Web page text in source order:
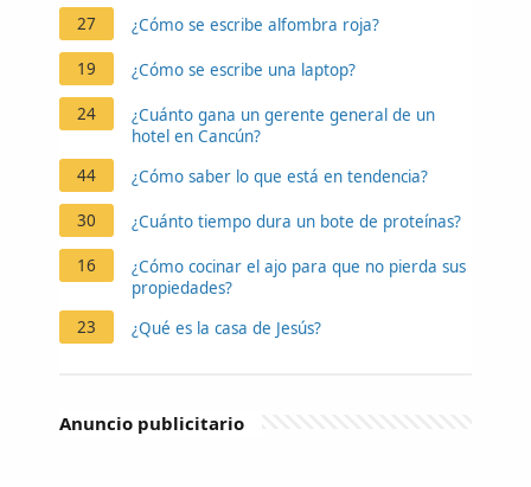
27 ¿Cómo se escribe alfombra roja?
19 ¿Cómo se escribe una laptop?
24
¿Cuánto gana un gerente general de un
hotel en Cancún?
44
¿Cómo saber lo que está en tendencia?
30 ¿Cuánto tiempo dura un bote de proteínas?
16
¿Cómo cocinar el ajo para que no pierda sus
propiedades?
23
¿Qué es la casa de Jesús?
Anuncio publicitario